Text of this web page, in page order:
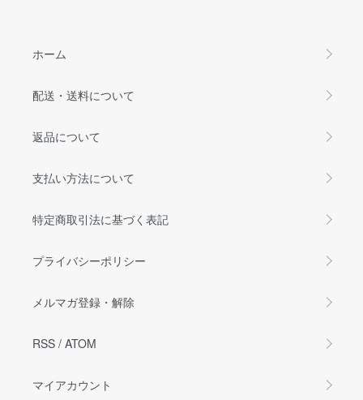
ホーム
配送・送料について
返品について
支払い方法について
特定商取引法に基づく表記
プライバシーポリシー
メルマガ登録・解除
RSS / ATOM
マイアカウント